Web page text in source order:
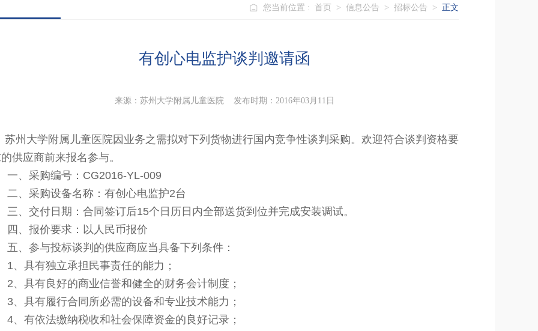
您当前位置 : 首页 > 信息公告 > 招标公告 > 正文
有创心电监护谈判邀请函
来源：苏州大学附属儿童医院 发布时期：2016年03月11日
苏州大学附属儿童医院因业务之需拟对下列货物进行国内竞争性谈判采购。欢迎符合谈判资格要
供应商前来报名参与。
一、采购编号：CG2016-YL-009
二、采购设备名称：有创心电监护2台
三、交付日期：合同签订后15个日历日内全部送货到位并完成安装调试。
四、报价要求：以人民币报价
五、参与投标谈判的供应商应当具备下列条件：
1、具有独立承担民事责任的能力；
2、具有良好的商业信誉和健全的财务会计制度；
3、具有履行合同所必需的设备和专业技术能力；
4、有依法缴纳税收和社会保障资金的良好记录；